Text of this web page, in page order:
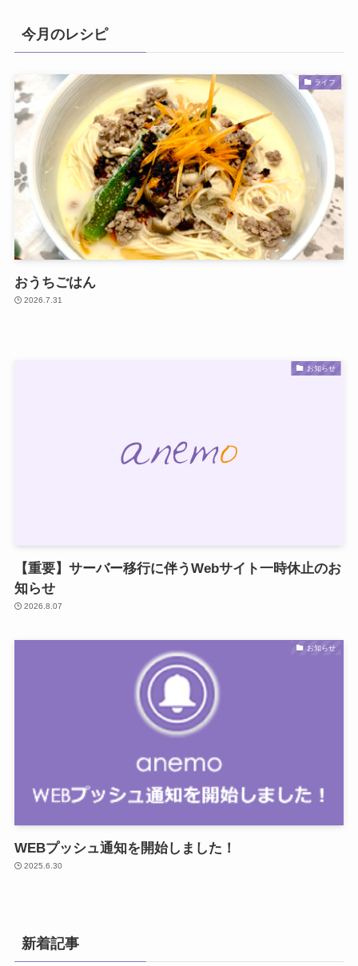
今月のレシピ
ライフ
おうちごはん
2026.7.31
お知らせ
【重要】サーバー移行に伴うWebサイト一時休止のお
知らせ
2026.8.07
お知らせ
WEBプッシュ通知を開始しました！
2025.6.30
新着記事